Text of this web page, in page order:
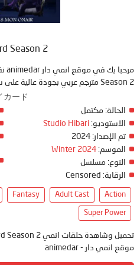
Season 2
Season 2 مترجم عربي بجودة عالية على سرفرات متعددة, مشاهدة ممتعة
カード
الحالة: مكتمل
الاستوديو: Studio Hibari
تم الإصدار:
الموسم: Winter 2024
النوع: مسلسل
الرقابة:
Action
Adult Cast
Fantasy
Super Power
موقع انمي دار - animedar